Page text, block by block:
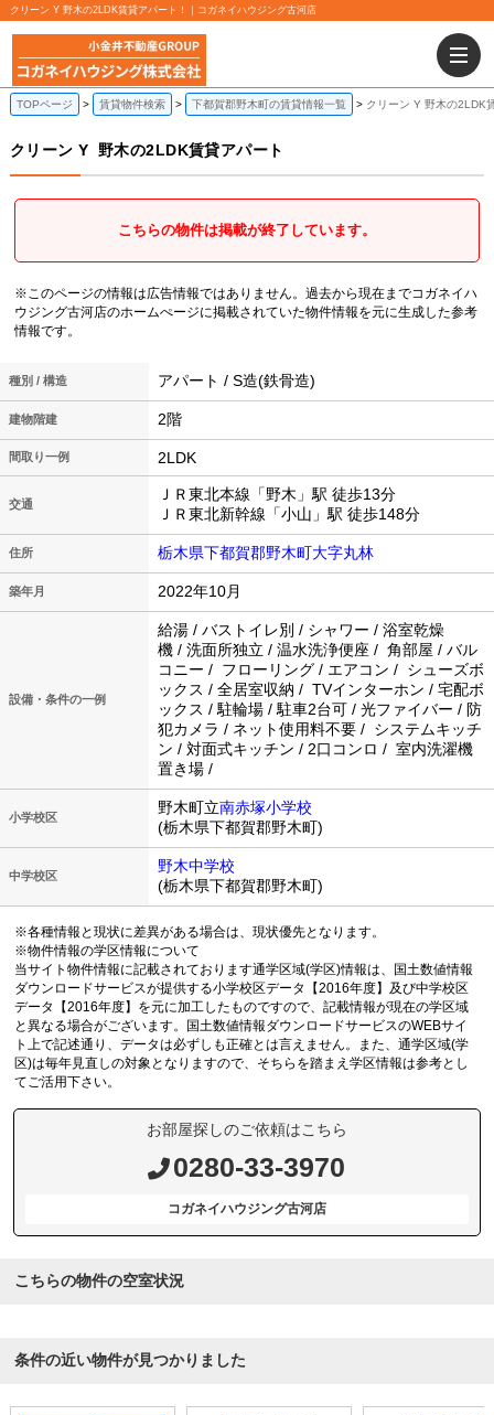
クリーン Y 野木の2LDK賃貸アパート！｜コガネイハウジング古河店
TOPページ 賃貸物件検索 下都賀郡野木町の賃貸情報一覧 クリーン Y 野木の2LDK
クリーン Y 野木の2LDK賃貸アパート
こちらの物件は掲載が終了しています。
※このページの情報は広告情報ではありません。過去から現在までコガネイハ
ウジング古河店のホームぺージに掲載されていた物件情報を元に生成した参考
情報です。
種別 / 構造 アパート / S造(鉄骨造)
建物階建 2階
間取り一例 2LDK
交通
ＪＲ東北本線「野木」駅 徒歩13分
ＪＲ東北新幹線「小山」駅 徒歩148分
住所 栃木県下都賀郡野木町大字丸林
築年月 2022年10月
設備・条件の一例
給湯 / バストイレ別 / シャワー / 浴室乾燥
機 / 洗面所独立 / 温水洗浄便座 / 角部屋 / バル
コニー / フローリング / エアコン / シューズボ
ックス / 全居室収納 / TVインターホン / 宅配ボ
ックス / 駐輪場 / 駐車2台可 / 光ファイバー / 防
犯カメラ / ネット使用料不要 / システムキッチ
ン / 対面式キッチン / 2口コンロ / 室内洗濯機
置き場 /
小学校区
野木町立南赤塚小学校
(栃木県下都賀郡野木町)
中学校区
野木中学校
(栃木県下都賀郡野木町)
※各種情報と現状に差異がある場合は、現状優先となります。
※物件情報の学区情報について
当サイト物件情報に記載されております通学区域(学区)情報は、国土数値情報
ダウンロードサービスが提供する小学校区データ【2016年度】及び中学校区
データ【2016年度】を元に加工したものですので、記載情報が現在の学区域
と異なる場合がございます。国土数値情報ダウンロードサービスのWEBサイ
ト上で記述通り、データは必ずしも正確とは言えません。また、通学区域(学
区)は毎年見直しの対象となりますので、そちらを踏まえ学区情報は参考とし
てご活用下さい。
お部屋探しのご依頼はこちら
0280-33-3970
コガネイハウジング古河店
こちらの物件の空室状況
条件の近い物件が見つかりました